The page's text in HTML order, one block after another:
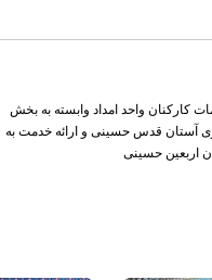
کارکنان واحد امداد وابسته به بخش
آستان قدس حسینی و ارائه خدمت به
اربعین حسینی